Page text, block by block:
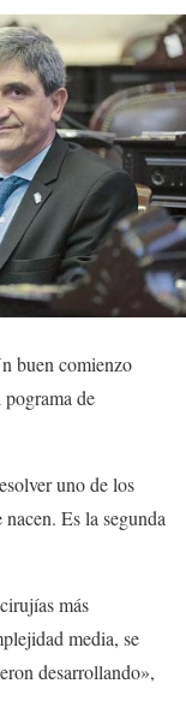
buen comienzo
de
uno de los
Es la segunda
más
media, se
desarrollando»,